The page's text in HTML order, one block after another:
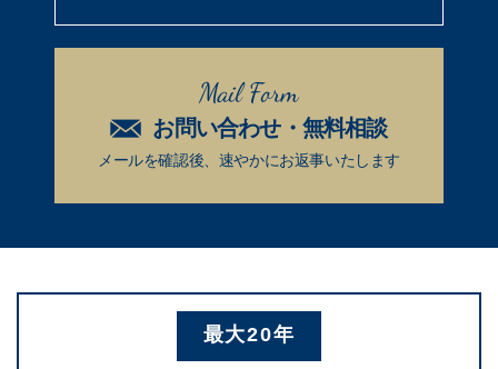
Mail Form
お問い合わせ・無料相談
メールを確認後、速やかにお返事いたします
最大20年